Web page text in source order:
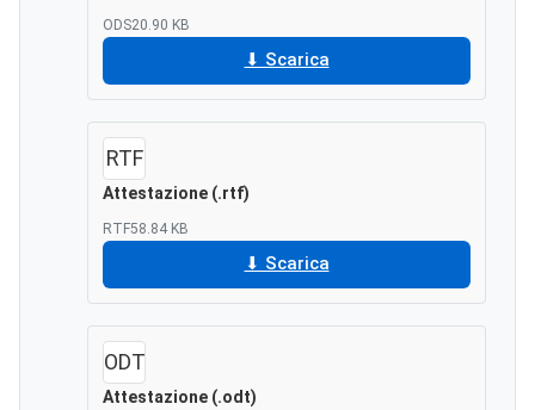
ODS20.90 KB
Scarica
RTF
Attestazione (.rtf)
RTF58.84 KB
Scarica
ODT
Attestazione (.odt)